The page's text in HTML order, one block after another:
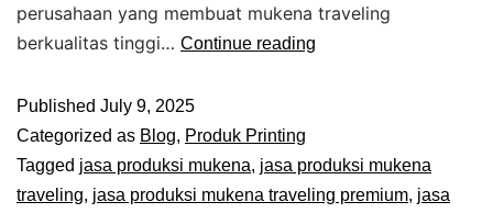
perusahaan yang membuat mukena traveling
berkualitas tinggi… Continue reading
Published July 9, 2025
Categorized as Blog, Produk Printing
Tagged jasa produksi mukena, jasa produksi mukena
traveling, jasa produksi mukena traveling premium, jasa